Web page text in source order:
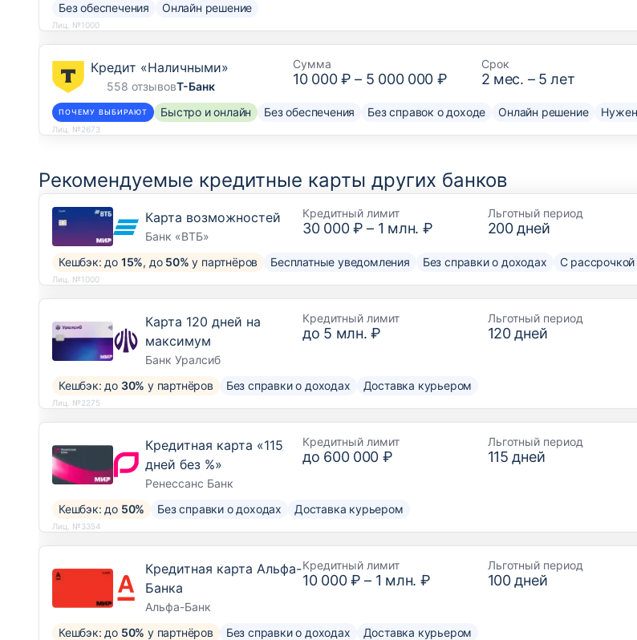
Без обеспечения Онлайн решение
Лиц. №1000
Кредит «Наличными»
558 отзывовТ-Банк
Сумма
10 000 ₽ – 5 000 000 ₽
Срок
2 мес. – 5 лет
ПОЧЕМУ ВЫБИРАЮТ Быстро и онлайн Без обеспечения Без справок о доходе Онлайн решение Нужен
Лиц. №2673
Рекомендуемые кредитные карты других банков
Карта возможностей
Банк «ВТБ»
Кредитный лимит
30 000 ₽ – 1 млн. ₽
Льготный период
200дней
Кешбэк: до 15%, до 50% у партнёров Бесплатные уведомления Без справки о доходах С рассрочкой
Лиц. №1000
Карта 120 дней на
максимум
Банк Уралсиб
Кредитный лимит
до 5 млн. ₽
Льготный период
120дней
Кешбэк: до 30% у партнёров Без справки о доходах Доставка курьером
Лиц. №2275
Кредитная карта «115
дней без %»
Ренессанс Банк
Кредитный лимит
до 600 000 ₽
Льготный период
115 дней
Кешбэк: до 50% Без справки о доходах Доставка курьером
Лиц. №3354
Кредитная карта Альфа-
Банка
Альфа-Банк
Кредитный лимит
10 000 ₽ – 1 млн. ₽
Льготный период
100дней
Кешбэк: до 50% у партнёров Без справки о доходах Доставка курьером